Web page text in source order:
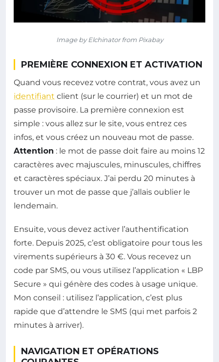
Image by Elchinator from Pixabay
PREMIÈRE CONNEXION ET ACTIVATION
Quand vous recevez votre contrat, vous avez un
identifiant client (sur le courrier) et un mot de
passe provisoire. La première connexion est
simple : vous allez sur le site, vous entrez ces
infos, et vous créez un nouveau mot de passe.
Attention : le mot de passe doit faire au moins 12
caractères avec majuscules, minuscules, chiffres
et caractères spéciaux. J’ai perdu 20 minutes à
trouver un mot de passe que j’allais oublier le
lendemain.
Ensuite, vous devez activer l’authentification
forte. Depuis 2025, c’est obligatoire pour tous les
virements supérieurs à 30 €. Vous recevez un
code par SMS, ou vous utilisez l’application « LBP
Secure » qui génère des codes à usage unique.
Mon conseil : utilisez l’application, c’est plus
rapide que d’attendre le SMS (qui met parfois 2
minutes à arriver).
NAVIGATION ET OPÉRATIONS